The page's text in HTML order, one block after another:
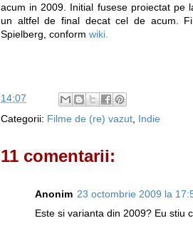
acum in 2009. Initial fusese proiectat pe
un altfel de final decat cel de acum.
Spielberg, conform wiki.
14:07
Categorii: Filme de (re) vazut Indie
11 comentarii:
Anonim 23 octombrie 2009 la
Este si varianta din 2009? Eu stiu